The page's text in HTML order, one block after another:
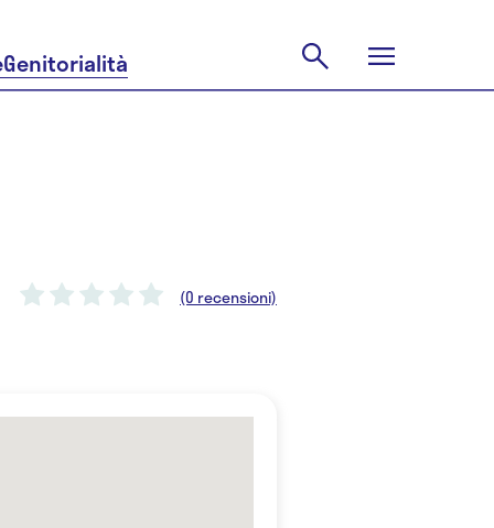
Genitorialità
(0 recensioni)